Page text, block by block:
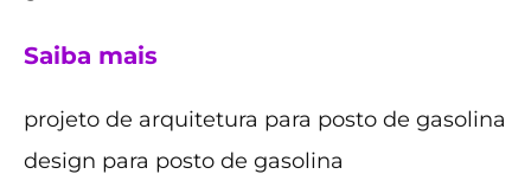
Saiba mais
projeto de arquitetura para posto de gasolina
design para posto de gasolina